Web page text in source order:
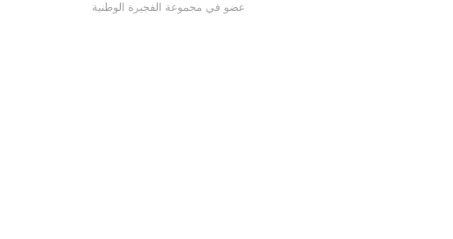
عضو في مجموعة الفجيرة الوطنية